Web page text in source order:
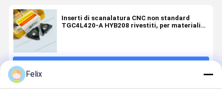
Inserti di scanalatura CNC non standard
TGC4L420-A HYB208 rivestiti, per materiali
Felix